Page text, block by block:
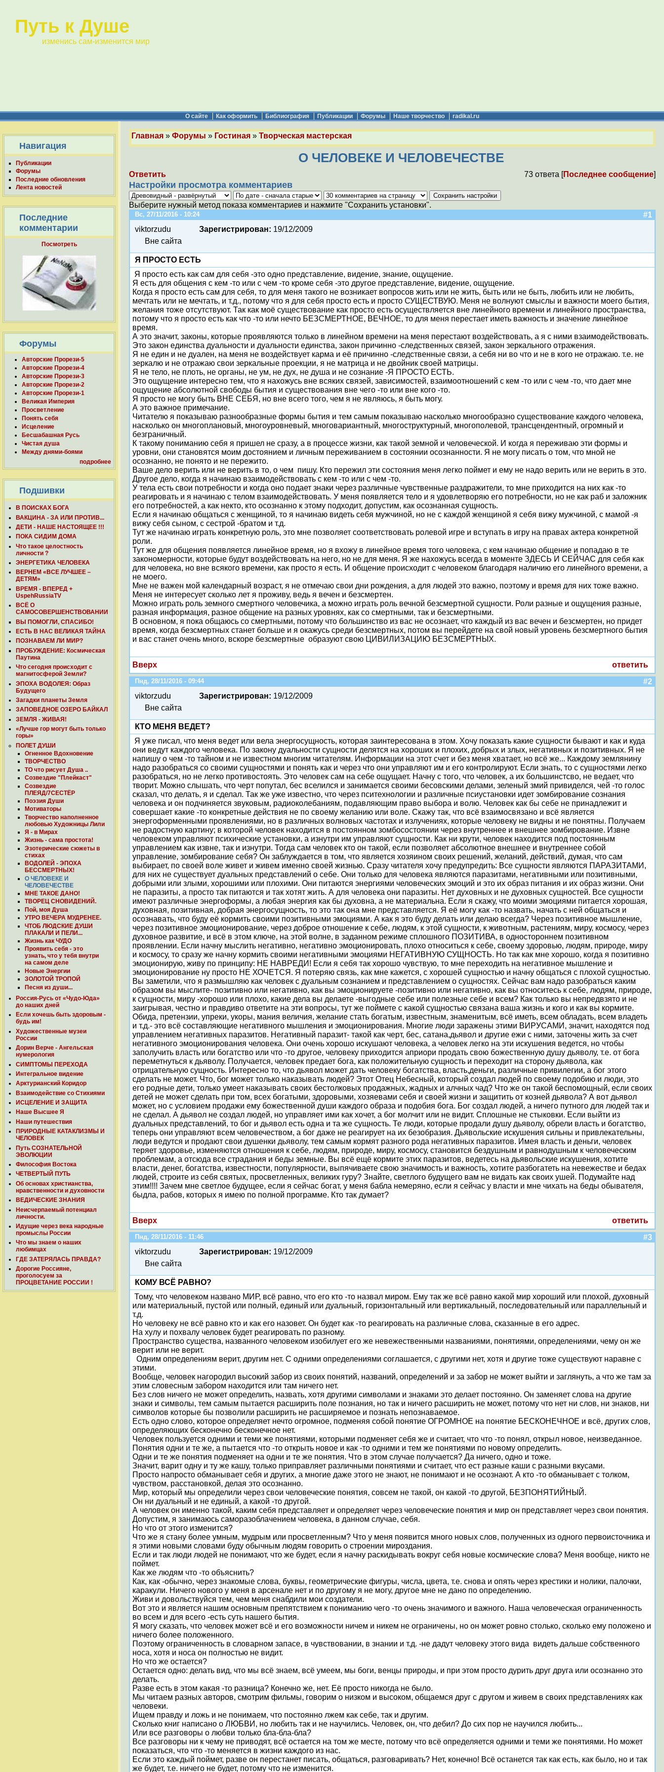
Путь к Душе
изменись сам-изменится мир
О сайте Как оформить Библиография Публикации Форумы Наше творчество radikal.ru
Навигация
Публикации
Форумы
Последние обновления
Лента новостей
Последние
комментарии
Посмотреть
Форумы
Авторские Прорези-5
Авторские Прорези-4
Авторские Прорези-3
Авторские Прорези-2
Авторские Прорези-1
Великая Империя
Просветление
Понять себя
Исцеление
Бесшабашная Русь
Чистая душа
Между днями-боями
подробнее
Подшивки
В ПОИСКАХ БОГА
ВАКЦИНА - ЗА ИЛИ ПРОТИВ...
ДЕТИ - НАШЕ НАСТОЯЩЕЕ !!!
ПОКА СИДИМ ДОМА
Что такое целостность
личности ?
ЭНЕРГЕТИКА ЧЕЛОВЕКА
ВЕРНЕМ «ВСЕ ЛУЧШЕЕ –
ДЕТЯМ»
ВРЕМЯ - ВПЕРЕД +
UspehRussiaTV
ВСЁ О
САМОСОВЕРШЕНСТВОВАНИИ
ВЫ ПОМОГЛИ, СПАСИБО!
ЕСТЬ В НАС ВЕЛИКАЯ ТАЙНА
ПОЗНАВАЕМ ЛИ МИР?
ПРОБУЖДЕНИЕ: Космическая
Паутина
Что сегодня происходит с
магнитосферой Земли?
ЭПОХА ВОДОЛЕЯ: Образ
Будущего
Загадки планеты Земля
ЗАПОВЕДНОЕ ОЗЕРО БАЙКАЛ
ЗЕМЛЯ - ЖИВАЯ!
«Лучше гор могут быть только
горы»
ПОЛЕТ ДУШИ
Огненное Вдохновение
ТВОРЧЕСТВО
ТО что рисует Душа ..
Созвездие "Плейкаст"
Созвездие
ПЛЕЯД/7СЕСТЁР
Поэзия Души
Мотиваторы
Творчество наполненное
любовью Художницы Лили
Я - в Мирах
Жизнь - сама простота!
Эзотерические сюжеты в
стихах
ВОДОЛЕЙ - ЭПОХА
БЕССМЕРТНЫХ!
О ЧЕЛОВЕКЕ И
ЧЕЛОВЕЧЕСТВЕ
МНЕ ТАКОЕ ДАНО!
ТВОРЕЦ СНОВИДЕНИЙ.
Пой, моя Душа
УТРО ВЕЧЕРА МУДРЕНЕЕ.
ЧТОБ ЛЮДСКИЕ ДУШИ
ПЛАКАЛИ И ПЕЛИ...
Жизнь как ЧУДО
Проявить себя - это
узнать, что у тебя внутри
на самом деле
Новые Энергии
ЗОЛОТОЙ ТРОПОЙ
Песня из души...
Россия-Русь от «Чудо-Юда»
до наших дней
Если хочешь быть здоровым -
будь им!
Художественные музеи
России
Дорин Верче - Ангельская
нумерология
СИМПТОМЫ ПЕРЕХОДА
Интегральное видение
Арктурианский Коридор
Взаимодействие со Стихиями
ИСЦЕЛЕНИЕ И ЗАЩИТА
Наше Высшее Я
Наши путешествия
ПРИРОДНЫЕ КАТАКЛИЗМЫ И
ЧЕЛОВЕК
Путь СОЗНАТЕЛЬНОЙ
ЭВОЛЮЦИИ
Философия Востока
ЧЕТВЕРТЫЙ ПУТЬ
Об основах христианства,
нравственности и духовности
ВЕДИЧЕСКИЕ ЗНАНИЯ
Неисчерпаемый потенциал
личности.
Идущие через века народные
промыслы России
Что мы знаем о наших
любимцах
ГДЕ ЗАТЕРЯЛАСЬ ПРАВДА?
Дорогие Россияне,
проголосуем за
ПРОЦВЕТАНИЕ РОССИИ !
Главная » Форумы » Гостиная » Творческая мастерская
О ЧЕЛОВЕКЕ И ЧЕЛОВЕЧЕСТВЕ
Ответить 73 ответа [Последнее сообщение]
Настройки просмотра комментариев
Выберите нужный метод показа комментариев и нажмите "Сохранить установки".
Вс, 27/11/2016 - 10:24
#1
viktorzudu
Вне сайта
Зарегистрирован: 19/12/2009
Я ПРОСТО ЕСТЬ
Я просто есть как сам для себя -это одно представление, видение, знание, ощущение.
Я есть для общения с кем -то или с чем -то кроме себя -это другое представление, видение, ощущение.
Когда я просто есть сам для себя, то для меня такого не возникает вопросов жить или не жить, быть или не быть, любить или не любить,
мечтать или не мечтать, и т.д., потому что я для себя просто есть и просто СУЩЕСТВУЮ. Меня не волнуют смыслы и важности моего бытия,
желания тоже отсутствуют. Так как моё существование как просто есть осуществляется вне линейного времени и линейного пространства,
потому что я просто есть как что -то или нечто БЕЗСМЕРТНОЕ, ВЕЧНОЕ, то для меня перестает иметь важность и значение линейное
время.
А это значит, законы, которые проявляются только в линейном времени на меня перестают воздействовать, а я с ними взаимодействовать.
Это закон единства дуальности и дуальности единства, закон причинно -следственных связей, закон зеркального отражения.
Я не един и не дуален, на меня не воздействует карма и её причинно -следственные связи, а себя ни во что и не в кого не отражаю. т.е. не
зеркалю и не отражаю свои зеркальные проекции, я не матрица и не двойник своей матрицы.
Я не тело, не плоть, не органы, не ум, не дух, не душа и не сознание -Я ПРОСТО ЕСТЬ.
Это ощущение интересно тем, что я нахожусь вне всяких связей, зависимостей, взаимоотношений с кем -то или с чем -то, что дает мне
ощущение абсолютной свободы бытия и существования вне чего -то или вне кого -то.
Я просто не могу быть ВНЕ СЕБЯ, но вне всего того, чем я не являюсь, я быть могу.
А это важное примечание.
Читателю я показываю разнообразные формы бытия и тем самым показываю насколько многообразно существование каждого человека,
насколько он многоплановый, многоуровневый, многовариантный, многоструктурный, многополевой, трансцендентный, огромный и
безграничный.
К такому пониманию себя я пришел не сразу, а в процессе жизни, как такой земной и человеческой. И когда я переживаю эти формы и
уровни, они становятся моим достоянием и личным переживанием в состоянии осознанности. Я не могу писать о том, что мной не
осознанно, не понято и не пережито.
Ваше дело верить или не верить в то, о чем пишу. Кто пережил эти состояния меня легко поймет и ему не надо верить или не верить в это.
Другое дело, когда я начинаю взаимодействовать с кем -то или с чем -то.
У тела есть свои потребности и когда оно подает знаки через различные чувственные раздражители, то мне приходится на них как -то
реагировать и я начинаю с телом взаимодействовать. У меня появляется тело и я удовлетворяю его потребности, но не как раб и заложник
его потребностей, а как некто, кто осознанно к этому подходит, допустим, как осознанная сущность.
Если я начинаю общаться с женщиной, то я начинаю видеть себя мужчиной, но не с каждой женщиной я себя вижу мужчиной, с мамой -я
вижу себя сыном, с сестрой -братом и т.д.
Тут же начинаю играть конкретную роль, это мне позволяет соответствовать ролевой игре и вступать в игру на правах актера конкретной
роли.
Тут же для общения появляется линейное время, но я вхожу в линейное время того человека, с кем начинаю общение и попадаю в те
закономерности, которые будут воздействовать на него, но не для меня. Я же нахожусь всегда в моменте ЗДЕСЬ И СЕЙЧАС для себя как
для человека, но вне всякого времени, как просто я есть. И общение происходит с человеком благодаря наличию его линейного времени, а
не моего.
Мне не важен мой календарный возраст, я не отмечаю свои дни рождения, а для людей это важно, поэтому и время для них тоже важно.
Меня не интересует сколько лет я проживу, ведь я вечен и безсмертен.
Можно играть роль земного смертного человечика, а можно играть роль вечной безсмертной сущности. Роли разные и ощущения разные,
разная информация, разное общение на разных уровнях, как со смертными, так и безсмертными.
В основном, я пока общаюсь со смертными, потому что большинство из вас не осознает, что каждый из вас вечен и безсмертен, но придет
время, когда безсмертных станет больше и я окажусь среди безсмертных, потом вы перейдете на свой новый уровень безсмертного бытия
и вас станет очень много, вскоре безсмертные образуют свою ЦИВИЛИЗАЦИЮ БЕЗСМЕРТНЫХ.
Вверх ответить
Пнд, 28/11/2016 - 09:44
#2
viktorzudu
Вне сайта
Зарегистрирован: 19/12/2009
КТО МЕНЯ ВЕДЕТ?
Я уже писал, что меня ведет или вела энергосущность, которая заинтересована в этом. Хочу показать какие сущности бывают и как и куда
они ведут каждого человека. По закону дуальности сущности делятся на хороших и плохих, добрых и злых, негативных и позитивных. Я не
напишу о чем -то тайном и не известном многим читателям. Информации на этот счет и без меня хватает, но всё же... Каждому землянину
надо разобраться со своими сущностями и понять как и через что они управляют им и его контролируют. Если знать, то с сущностями легко
разобраться, но не легко противостоять. Это человек сам на себе ощущает. Начну с того, что человек, а их большинстсво, не ведает, что
творит. Можно слышать, что черт попутал, бес вселился и занимается своими бесовскими делами, зеленый змий привиделся, чей -то голос
сказал, что делать, я и сделал. Так же уже известно, что через пситехнологии и различные псиустановки идет зомбирование сознания
человека и он подчиняется звуковым, радиоколебаниям, подавляющим право выбора и волю. Человек как бы себе не принадлежит и
совершает какие -то конкретные действия не по своему желанию или воле. Скажу так, что всё взаимосвязано и всё является
энергоформенными проявлениями, но в различных волновых частотах и излучениях, которые человеку не видны и не понятны. Получаем
не радостную картину; в которой человек находится в постоянном зомбосостоянии через внутреннее и внешнее зомбирование. Извне
человеком управляют психические установки, а изнутри им управляют сущности. Как ни крути, человек находится под постоянным
управлением как извне, так и изнутри. Тогда сам человек кто он такой, если позволяет абсолютное внешнее и внутреннее собой
управление, зомбирование себя? Он заблуждается в том, что является хозяином своих решений, желаний, действий, думая, что сам
выбирает, по своей воле живет и живем именно своей жизнью. Сразу читателя хочу предупредить: Все сущности являются ПАРАЗИТАМИ,
для них не существует дуальных представлений о себе. Они только для человека являются паразитами, негативными или позитивными,
добрыми или злыми, хорошими или плохими. Они питаются энергиями человеческих эмоций и это их образ питания и их образ жизни. Они
не паразиты, а просто так питаются и так хотят жить. А для человека они паразиты. Нет духовных и не духовных сущностей. Все сущности
имеют различные энергоформы, а любая энергия как бы духовна, а не материальна. Если я скажу, что моими эмоциями питается хорошая,
духовная, позитивная, добрая энергосущность, то это так она мне представляется. Я её могу как -то назвать, начать с ней общаться и
осознавать, что буду её кормить своими позитивными эмоциями. А как я это буду делать или делаю всегда? Через позитивное мышление,
через позитивное эмоционирование, через доброе отношение к себе, людям, к этой сущности, к животным, растениям, миру, космосу, через
духовное развитие, и всё в этом ключе, на этой волне, в заданном режиме сплошного ПОЗИТИВА, в одностороннем позитивном
проявлении. Если начну мыслить негативно, негативно эмоционировать, плохо относиться к себе, своему здоровью, людям, природе, миру
и космосу, то сразу же начну кормить своими негативными эмоциями НЕГАТИВНУЮ СУЩНОСТЬ. Но так как мне хорошо, когда я позитивно
эмоционирую, живу по принципу: НЕ НАВРЕДИ! Если я себя так хорошо чувствую, то мне переходить на негативное мышление и
эмоционирование ну просто НЕ ХОЧЕТСЯ. Я потеряю связь, как мне кажется, с хорошей сущностью и начну общаться с плохой сущностью.
Вы заметили, что я размышляю как человек с дуальным сознанием и представлением о сущностях. Сейчас вам надо разобраться каким
образом вы мыслите- позитивно или негативно, как вы эмоционируете -позитивно или негативно, как вы относитесь к себе, людям, природе,
к сущности, миру -хорошо или плохо, какие дела вы делаете -выгодные себе или полезные себе и всем? Как только вы непредвзято и не
заигрывая, честно и правдиво ответите на эти вопросы, тут же поймете с какой сущностью связана ваша жизнь и кого и как вы кормите.
Обида, претензии, упреки, укоры, мания величия, желание стать богатым, известным, знаменитым, всё иметь, всем обладать, всем владеть
и т.д.- это всё составляющие негативного мышления и эмоционирования. Многие люди заражены этими ВИРУСАМИ, значит, находятся под
управлением негативных паразитов. Негативный паразит- такой как черт, бес, сатана,дьявол и другие ежи с ними, заточены жить за счет
негативного эмоционирования человека. Они очень хорошо искушают человека, а человек легко на эти искушения ведется, но чтобы
заполучить власть или богатство или что -то другое, человеку приходится априори продать свою божественную душу дьяволу, т.е. от бога
переметнуться к дьяволу. Получается, человек предает бога, как положительную сущность и переходит на сторону дьявола, как
отрицательную сущность. Интересно то, что дьявол может дать человеку богатства, власть,деньги, различные привилегии, а бог этого
сделать не может. Что, бог может только наказывать людей? Этот Отец Небесный, который создал людей по своему подобию и люди, это
его родные дети, только умеет наказывать своих бестолковых продажных, жадных и алчных чад? Что же он такой беспомощный, если своих
детей не может сделать при том, всех богатыми, здоровыми, хозяевами себя и своей жизни и защитить от козней дьявола? А вот дьявол
может, но с условием продажи ему божественной души каждого образа и подобия бога. Бог создал людей, а ничего путного для людей так и
не сделал. А дьявол не создал людей, но управляет ими как хочет, а бог молчит или не видит. Сплошные не стыковки. Если выйти из
дуальных представлений, то бог и дьявол есть одна и та же сущность. Те люди, которые продали душу дьяволу, обрели власть и богатство,
теперь они управляют всем человечеством, а бог даже не реагирует на их безобразия. Дьявольские искушения сильны и привлекательны,
люди ведутся и продают свои душенки дьяволу, тем самым кормят разного рода негативных паразитов. Имея власть и деньги, человек
теряет здоровье, изменяются отношения к себе, людям, природе, миру, космосу, становится бездушным и равнодушным к человеческим
проблемам, а отсюда все страдания и беды земные. Вы всё ещё кормите этих паразитов, ведетесь на дьявольские искушения, хотите
власти, денег, богатства, известности, популярности, выпячиваете свою значимость и важность, хотите разбогатеть на невежестве и бедах
людей, строите из себя святых, просветленных, великих гуру? Знайте, светлого будущего вам не видать как своих ушей. Подумайте над
этим!!!! Зачем мне светлое будущее, если я сейчас богат, у меня бабла немеряно, если я сейчас у власти и мне чихать на беды обывателя,
быдла, рабов, которых я имею по полной программе. Кто так думает?
Вверх ответить
Пнд, 28/11/2016 - 11:46
#3
viktorzudu
Вне сайта
Зарегистрирован: 19/12/2009
КОМУ ВСЁ РАВНО?
Тому, что человеком названо МИР, всё равно, что его кто -то назвал миром. Ему так же всё равно какой мир хороший или плохой, духовный
или материальный, пустой или полный, единый или дуальный, горизонтальный или вертикальный, последовательный или параллельный и
т.д.
Но человеку не всё равно кто и как его назовет. Он будет как -то реагировать на различные слова, сказанные в его адрес.
На хулу и похвалу человек будет реагировать по разному.
Пространство существа, названного человеком изобилует его же невежественными названиями, понятиями, определениями, чему он же
верит или не верит.
Одним определениям верит, другим нет. С одними определениями соглашается, с другими нет, хотя и другие тоже существуют наравне с
этими.
Вообще, человек нагородил высокий забор из своих понятий, названий, определений и за забор не может выйти и заглянуть, а что же там за
этим словесным забором находится или там ничего нет.
Без слов ничего не может определить, назвать, хотя другими символами и знаками это делает постоянно. Он заменяет слова на другие
знаки и символы, тем самым пытается расширить поле познания, но так и ничего расширить не может, потому что нет ни слов, ни знаков, ни
символов которые бы позволили расширить не расширяемое и познать непознаваемое.
Есть одно слово, которое определяет нечто огромное, подменяя собой понятие ОГРОМНОЕ на понятие БЕСКОНЕЧНОЕ и всё, других слов,
определяющих бесконечно бесконечное нет.
Человек пользуется одними и теми же понятиями, которыми подменяет себя же и считает, что что -то понял, открыл новое, неизведанное.
Понятия одни и те же, а пытается что -то открыть новое и как -то одними и тем же понятиями по новому определить.
Одни и те же понятия подменяет на одни и те же понятия. Что в этом случае получается? Да ничего, одно и тоже.
Значит, варит одну и ту же кашу, только приправляет различными понятиями и считает, что ест разные каши с разными вкусами.
Просто напросто обманывает себя и других, а многие даже этого не знают, не понимают и не осознают. А кто -то обманывает с толком,
чувством, расстановкой, делая это осознанно.
Мир, который мы определили через свои человеческие понятия, совсем не такой, он какой -то другой, БЕЗПОНЯТИЙНЫЙ.
Он ни дуальный и не единый, а какой -то другой.
А человек он именно такой, каким себя представляет и определяет через человеческие понятия и мир он представляет через свои понятия.
Допустим, я занимаюсь саморазоблачением человека, в данном случае, себя.
Но что от этого изменится?
Что же я стану более умным, мудрым или просветленным? Что у меня появится много новых слов, полученных из одного первоисточника и
я этими новыми словами буду обычным людям говорить о строении мироздания.
Если и так люди людей не понимают, что же будет, если я начну раскидывать вокруг себя новые космические слова? Меня вообще, никто не
поймет.
Как же людям что -то объяснить?
Как, как -обычно, через знакомые слова, буквы, геометрические фигуры, числа, цвета, т.е. снова и опять через крестики и нолики, палочки,
каракули. Ничего нового у меня в арсенале нет и по другому я не могу, другое мне не дано по определению.
Живи и довольствуйся тем, чем меня снабдили мои создатели.
Вот это и является нашим основным препятствием к пониманию чего -то очень значимого и важного. Наша человеческая ограниченность
во всем и для всего -есть суть нашего бытия.
Я могу сказать, что человек может всё и его возможности ничем и никем не ограничены, но он может ровно столько, сколько ему положено и
ничего более положенного.
Поэтому ограниченность в словарном запасе, в чувствовании, в знании и т.д. -не дадут человеку этого вида видеть дальше собственного
носа, хотя и носа он полностью не видит.
Но что же остается?
Остается одно: делать вид, что мы всё знаем, всё умеем, мы боги, венцы природы, и при этом просто дурить друг друга или осознанно это
делать.
Разве есть в этом какая -то разница? Конечно же, нет. Её просто никогда не было.
Мы читаем разных авторов, смотрим фильмы, говорим о низком и высоком, общаемся друг с другом и живем в своих представлениях как
человеки.
Ищем правду и ложь и не понимаем, что постоянно лжем как себе, так и другим.
Сколько книг написано о ЛЮБВИ, но любить так и не научились. Человек, он, что дебил? До сих пор не научился любить...
Или все разговоры о любви только бла-бла-бла?
Все разговоры ни к чему не приводят, всё остается на том же месте, потому что всё определяется одними и теми же понятиями. Но может
показаться, что что -то меняется в жизни каждого из нас.
Если это каждый поймет, разве он перестанет писать, общаться, разговаривать? Нет, конечно! Всё останется так как есть, как было, но и так
же будет, т.е. ничего не будет, потому что не изменится.